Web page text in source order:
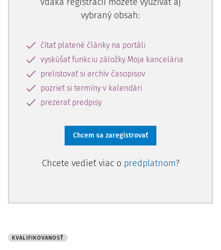
vybraný obsah:
čítať platené články na portáli
vyskúšať funkciu záložky Moja kancelária
prelistovať si archív časopisov
pozrieť si termíny v kalendári
prezerať predpisy
Chcem sa zaregistrovať
Chcete vedieť viac o predplatnom?
KVALIFIKOVANOSŤ